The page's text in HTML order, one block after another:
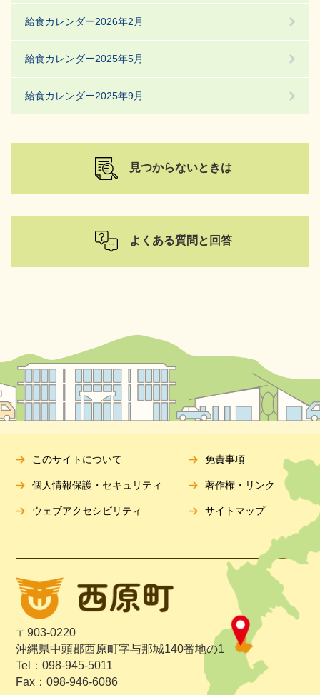
給食カレンダー2026年2月
給食カレンダー2025年5月
給食カレンダー2025年9月
見つからないときは
よくある質問と回答
〒903-0220
沖縄県中頭郡西原町字与那城140番地の1
Tel：098-945-5011
Fax：098-946-6086
このサイトについて 免責事項
個人情報保護・セキュリティ 著作権・リンク
ウェブアクセシビリティ サイトマップ